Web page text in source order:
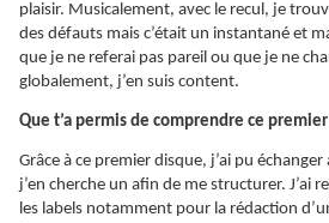
plaisir. Musicalement, avec le recul, je
des défauts mais c’était un instantané et
que je ne referai pas pareil ou que je ne
globalement, j’en suis content.
Que t’a permis de comprendre ce
Grâce à ce premier disque, j’ai pu
j’en cherche un afin de me structurer. J’ai
les labels notamment pour la rédaction